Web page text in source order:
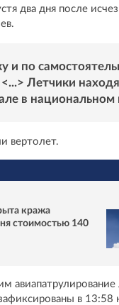
два дня после
и по
Летчики
в
вертолет.
кража
стоимостью 140
авиапатрулирование
в 13:58